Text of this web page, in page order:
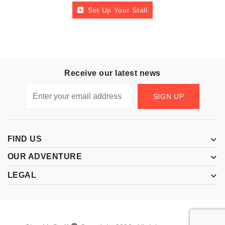
Set Up Your Stall
Receive our latest news
SIGN UP
FIND US
OUR ADVENTURE
LEGAL